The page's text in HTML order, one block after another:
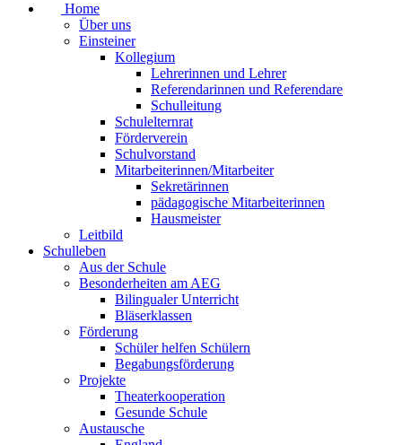
Home
Über uns
Einsteiner
Kollegium
Lehrerinnen und Lehrer
Referendarinnen und Referendare
Schulleitung
Schulelternrat
Förderverein
Schulvorstand
Mitarbeiterinnen/Mitarbeiter
Sekretärinnen
pädagogische Mitarbeiterinnen
Hausmeister
Leitbild
Schulleben
Aus der Schule
Besonderheiten am AEG
Bilingualer Unterricht
Bläserklassen
Förderung
Schüler helfen Schülern
Begabungsförderung
Projekte
Theaterkooperation
Gesunde Schule
Austausche